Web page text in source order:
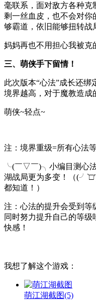
毫联系，面对敌方各种克
剩一丝血皮，也不会对你
够霸道，依旧能够扭转战
妈妈再也不用担心我被
三、萌侠手下留情！
此次版本“心法”成长还绑
境界越高，对于魔教造成
萌侠~轻点~
注：境界重级=所有心法
╰(￣▽￣)╮小编目测心
湖战局更为多变！（
都知道！）
注：心法的提升会受到等
同时努力提升自己的等
快感！
我想了解这个游戏：
萌江湖截图(5)